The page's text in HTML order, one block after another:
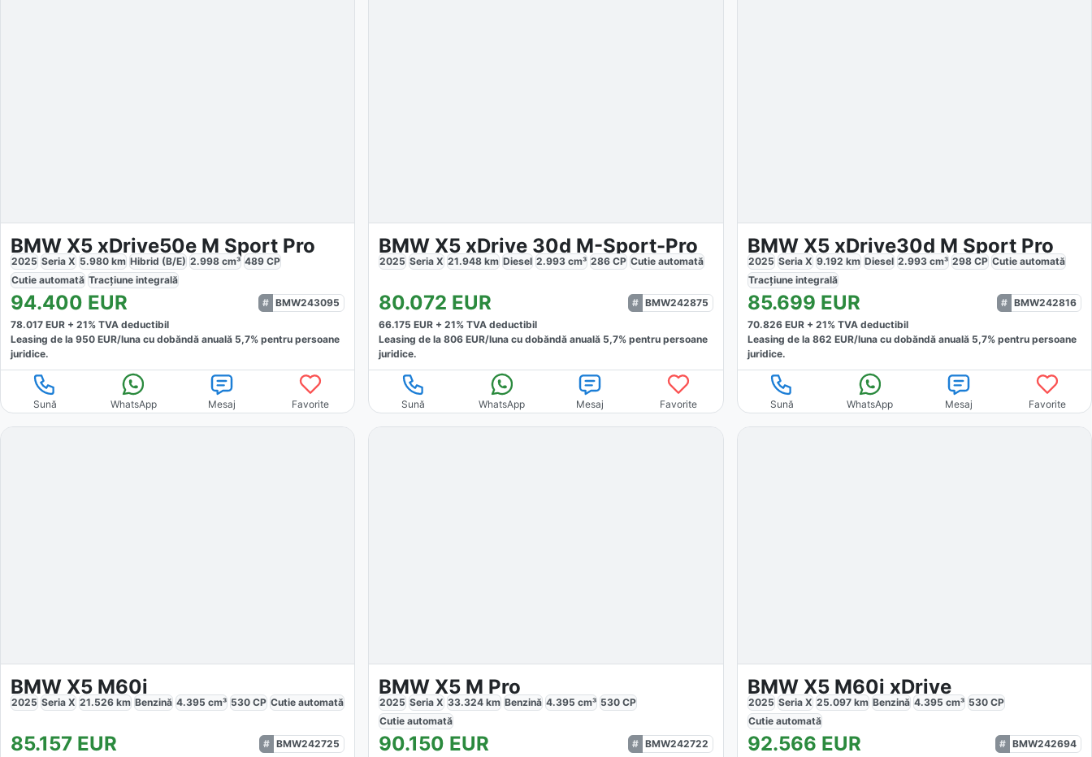
BMW X5 xDrive50e M Sport Pro
2025 Seria X 5.980 km Hibrid (B/E) 2.998 cm³ 489 CP
Cutie automată Tracțiune integrală
94.400 EUR
BMW243095
78.017 EUR + 21% TVA deductibil
Leasing de la 950 EUR/luna cu dobăndă anuală 5,7% pentru persoane
juridice.
Sună WhatsApp Mesaj Favorite
BMW X5 xDrive 30d M-Sport-Pro
2025 Seria X 21.948 km Diesel 2.993 cm³ 286 CP Cutieautomată
80.072 EUR
BMW242875
66.175 EUR +21% TVA deductibil
Leasing de la806 EUR/luna cu dobăndă anuală 5,7% pentru persoane
juridice.
Sună WhatsApp Mesaj Favorite
BMW X5 xDrive30d M Sport Pro
2025 Seria X 9.192 km Diesel 2.993cm³ 298CP Cutie automată
Tracțiune integrală
85.699 EUR
BMW242816
70.826EUR + 21% TVA deductibil
Leasing de la 862 EUR/lunacu dobăndă anuală 5,7% pentru persoane
juridice.
Sună WhatsApp Mesaj Favorite
BMW X5 M60i
2025 Seria X 21.526 km Benzină 4.395 cm³ 530 CP Cutie automată
85.157 EUR
BMW242725
BMW X5 M Pro
2025 Seria X 33.324 km Benzină 4.395 cm³ 530 CP
Cutieautomată
90.150 EUR
BMW242722
BMW X5 M60i xDrive
2025 Seria X 25.097km Benzină 4.395 cm³ 530CP
Cutie automată
92.566 EUR
BMW242694